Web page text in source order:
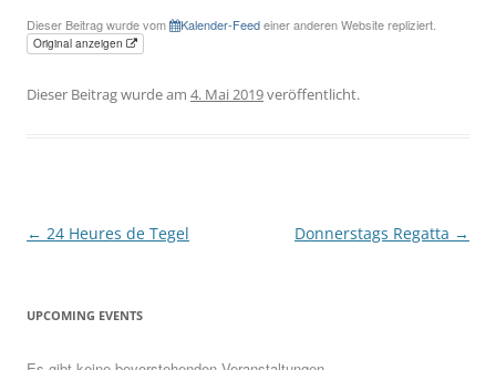
Dieser Beitrag wurde vom Kalender-Feedeiner anderen Website repliziert.
Original anzeigen
Dieser Beitrag wurde am 4. Mai 2019veröffentlicht.
Beitragsnavigation
← 24 Heures de Tegel Donnerstags Regatta →
UPCOMING EVENTS